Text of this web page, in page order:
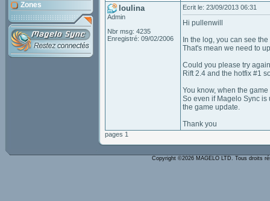
Zones
loulina
Admin
Nbr msg: 4235
Enregistré: 09/02/2006
Ecrit le: 23/09/2013 06:31
Hi pullenwill
In the log, you can see
That's mean we need to
Could you please try
Rift 2.4 and the hotfix #1
You know, when the
So even if Magelo Sync is
the game update.
Thank you
pages 1
Copyright ©2026 MAGELO LTD. Tous droits